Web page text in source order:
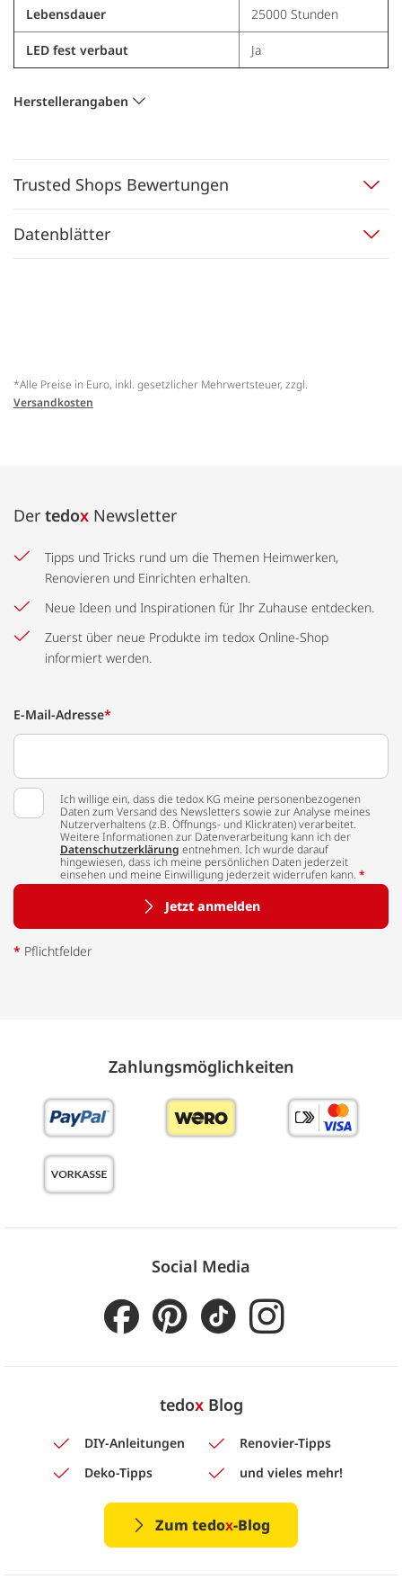
Lebensdauer 25000 Stunden
LED fest verbaut Ja
Herstellerangaben
Trusted Shops Bewertungen
Datenblätter
*Alle Preise in Euro, inkl. gesetzlicher Mehrwertsteuer, zzgl.
Versandkosten
Der tedox Newsletter
Tipps und Tricks rund um die Themen Heimwerken,
Renovieren und Einrichten erhalten.
Neue Ideen und Inspirationen für Ihr Zuhause entdecken.
Zuerst über neue Produkte im tedox Online-Shop
informiert werden.
E-Mail-Adresse*
Ich willige ein, dass die tedox KG meine personenbezogenen
Daten zum Versand des Newsletters sowie zur Analyse meines
Nutzerverhaltens (z.B. Öffnungs- und Klickraten) verarbeitet.
Weitere Informationen zur Datenverarbeitung kann ich der
Datenschutzerklärung entnehmen. Ich wurde darauf
hingewiesen, dass ich meine persönlichen Daten jederzeit
einsehen und meine Einwilligung jederzeit widerrufen kann. *
Jetzt anmelden
* Pflichtfelder
Zahlungs­möglich­keiten
Social Media
tedoxBlog
DIY-Anleitungen
Renovier-Tipps
Deko-Tipps
und vieles mehr!
Zum tedox-Blog